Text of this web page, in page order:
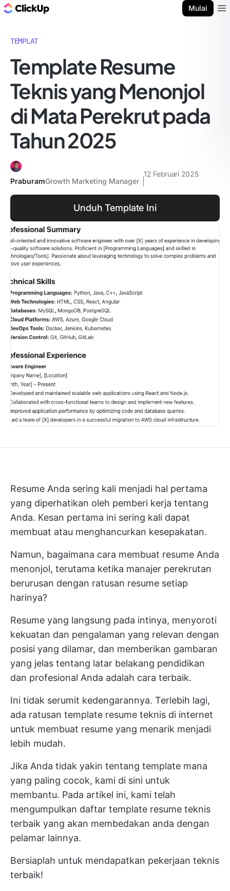
Mulai
TEMPLAT
Template Resume
Teknis yang Menonjol
di Mata Perekrut pada
Tahun 2025
PraburamGrowth Marketing Manager
12 Februari 2025
Unduh Template Ini
Resume Anda sering kali menjadi hal pertama
yang diperhatikan oleh pemberi kerja tentang
Anda. Kesan pertama ini sering kali dapat
membuat atau menghancurkan kesepakatan.
Namun, bagaimana cara membuat resume Anda
menonjol, terutama ketika manajer perekrutan
berurusan dengan ratusan resume setiap
harinya?
Resume yang langsung pada intinya, menyoroti
kekuatan dan pengalaman yang relevan dengan
posisi yang dilamar, dan memberikan gambaran
yang jelas tentang latar belakang pendidikan
dan profesional Anda adalah cara terbaik.
Ini tidak serumit kedengarannya. Terlebih lagi,
ada ratusan template resume teknis di internet
untuk membuat resume yang menarik menjadi
lebih mudah.
Jika Anda tidak yakin tentang template mana
yang paling cocok, kami di sini untuk
membantu. Pada artikel ini, kami telah
mengumpulkan daftar template resume teknis
terbaik yang akan membedakan anda dengan
pelamar lainnya.
Bersiaplah untuk mendapatkan pekerjaan teknis
terbaik!